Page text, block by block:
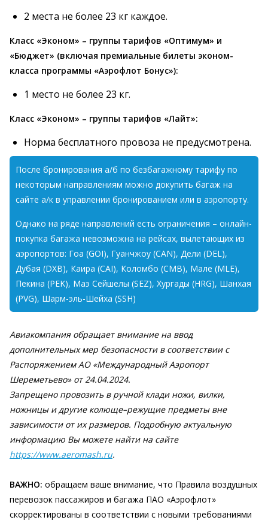
2 места не более 23 кг каждое.
Класс «Эконом» – группы тарифов «Оптимум» и
«Бюджет» (включая премиальные билеты эконом-
класса программы «Аэрофлот Бонус»):
1 место не более 23 кг.
Класс «Эконом» – группы тарифов «Лайт»:
Норма бесплатного провоза не предусмотрена.
После бронирования а/б по безбагажному тарифу по
некоторым направлениям можно докупить багаж на
сайте а/к в управлении бронированием или в аэропорту.
Однако на ряде направлений есть ограничения – онлайн-
покупка багажа невозможна на рейсах, вылетающих из
аэропортов: Гоа (GOI), Гуанчжоу (CAN), Дели (DEL),
Дубая (DXB), Каира (CAI), Коломбо (CMB), Мале (MLE),
Пекина (PEK), Маэ Сейшелы (SEZ), Хургады (HRG), Шанхая
(PVG), Шарм-эль-Шейха (SSH)
Авиакомпания обращает внимание на ввод
дополнительных мер безопасности в соответствии с
Распоряжением АО «Международный Аэропорт
Шереметьево» от 24.04.2024.
Запрещено провозить в ручной клади ножи, вилки,
ножницы и другие колюще–режущие предметы вне
зависимости от их размеров. Подробную актуальную
информацию Вы можете найти на сайте
https://www.aeromash.ru.
ВАЖНО: обращаем ваше внимание, что Правила воздушных
перевозок пассажиров и багажа ПАО «Аэрофлот»
скорректированы в соответствии с новыми требованиями